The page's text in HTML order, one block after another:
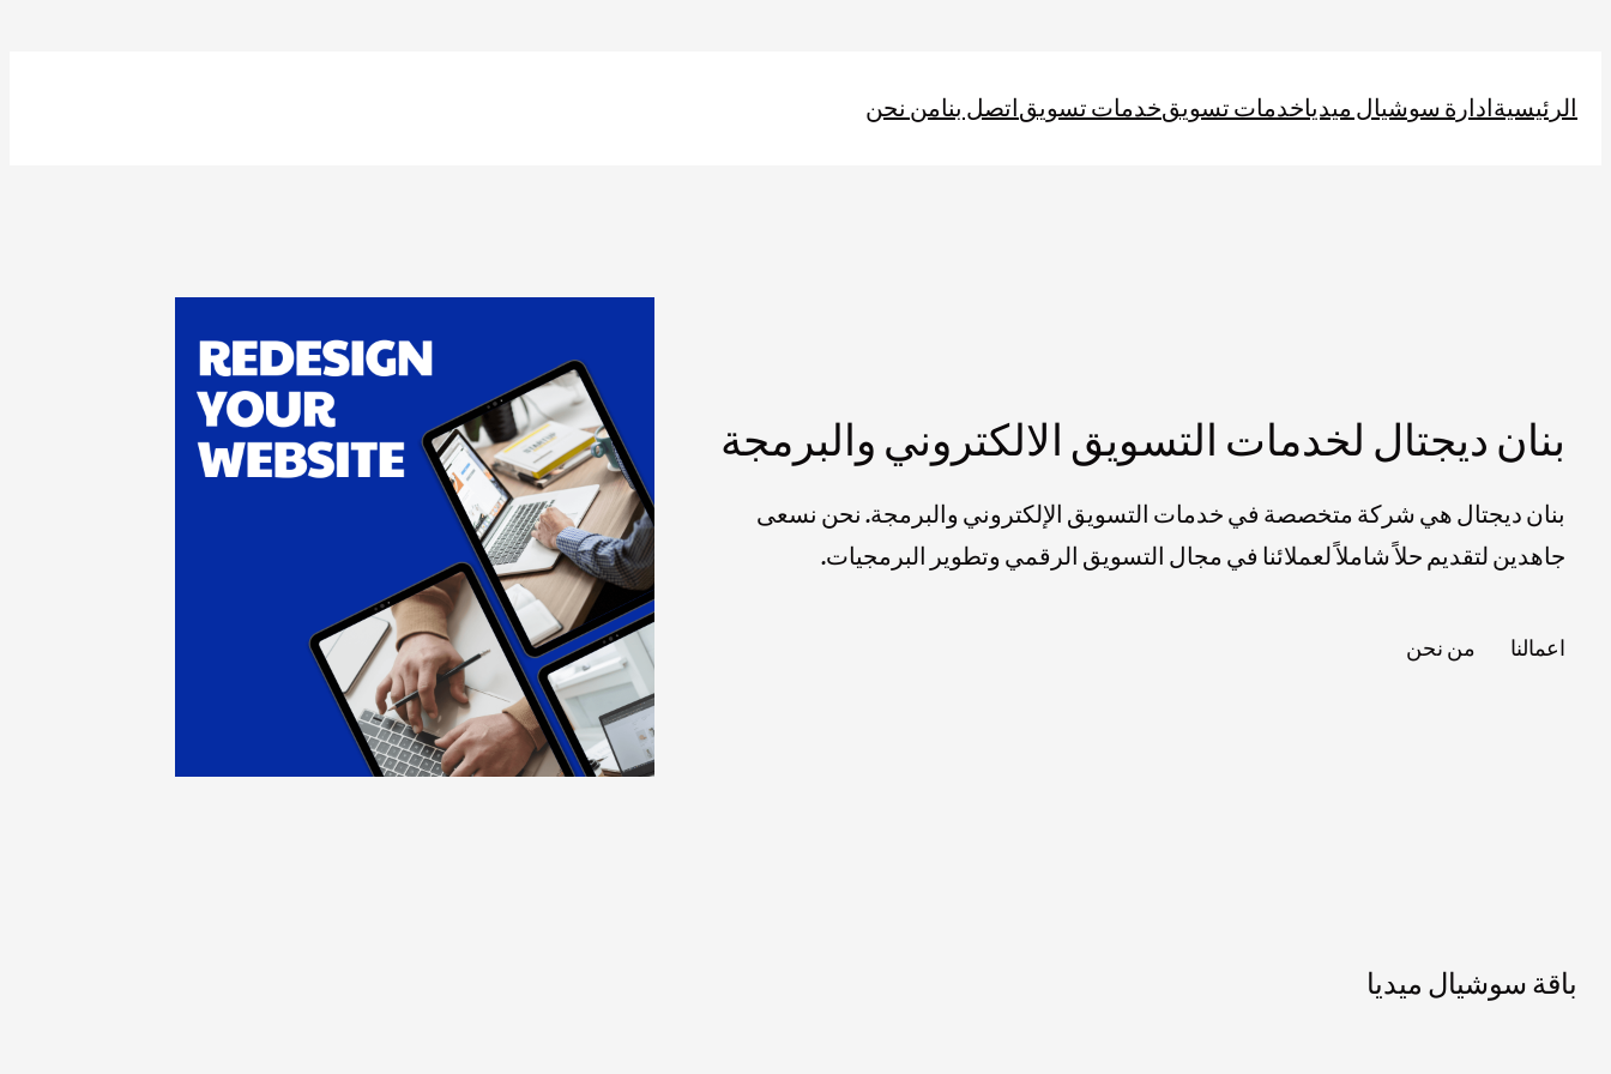
المحتوى
الرئيسيةادارة سوشيال ميدياخدمات تسويقخدمات تسويقاتصل بنامن نحن
بنان ديجتال لخدمات التسويق الالكتروني والبرمجة
بنان ديجتال هي شركة متخصصة في خدمات التسويق الإلكتروني والبرمجة. نحن نسعى
جاهدين لتقديم حلاً شاملاً لعملائنا في مجال التسويق الرقمي وتطوير البرمجيات.
اعمالنا من نحن
باقة سوشيال ميديا